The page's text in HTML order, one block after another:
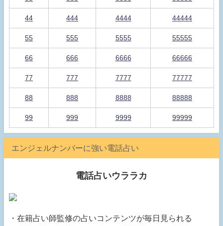
44 444 4444 44444
55 555 5555 55555
66 666 6666 66666
77 777 7777 77777
88 888 8888 88888
99 999 9999 99999
エンジェルナンバーに強い電話占い
電話占いウララカ
・在籍占い師監修の占いコンテンツが毎日見られる